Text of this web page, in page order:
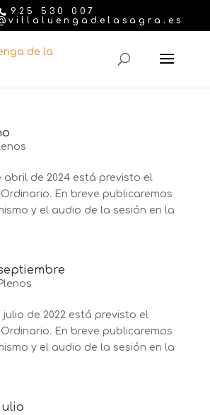
925 530 007
abril de 2024 está previsto el
En breve publicaremos
y el audio de la sesión en la
Plenos
julio de 2022 está previsto el
En breve publicaremos
y el audio de la sesión en la